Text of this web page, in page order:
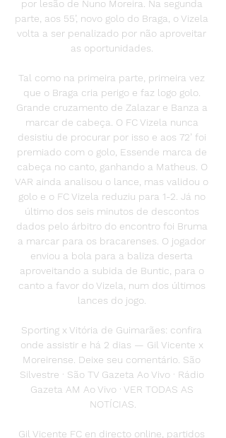
por lesão de Nuno Moreira. Na segunda
parte, aos 55’, novo golo do Braga, o Vizela
volta a ser penalizado por não aproveitar
as oportunidades.
Tal como na primeira parte, primeira vez
que o Braga cria perigo e faz logo golo.
Grande cruzamento de Zalazar e Banza a
marcar de cabeça. O FC Vizela nunca
desistiu de procurar por isso e aos 72’ foi
premiado com o golo, Essende marca de
cabeça no canto, ganhando a Matheus. O
VAR ainda analisou o lance, mas validou o
golo e o FC Vizela reduziu para 1-2. Já no
último dos seis minutos de descontos
dados pelo árbitro do encontro foi Bruma
a marcar para os bracarenses. O jogador
enviou a bola para a baliza deserta
aproveitando a subida de Buntic, para o
canto a favor do Vizela, num dos últimos
lances do jogo.
Sporting x Vitória de Guimarães: confira
onde assistir e há 2 dias — Gil Vicente x
Moreirense. Deixe seu comentário. São
Silvestre · São TV Gazeta Ao Vivo · Rádio
Gazeta AM Ao Vivo · VER TODAS AS
NOTÍCIAS.
Gil Vicente FC en directo online, partidos